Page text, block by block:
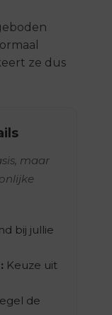
ze dus
maar
bij jullie
Keuze uit
de